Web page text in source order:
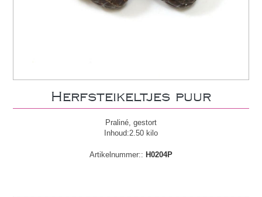
Herfsteikeltjes puur
Praliné, gestort
Inhoud:2.50 kilo
Artikelnummer:: H0204P